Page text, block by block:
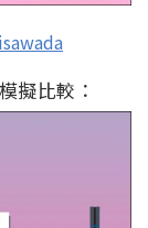
擬比較：